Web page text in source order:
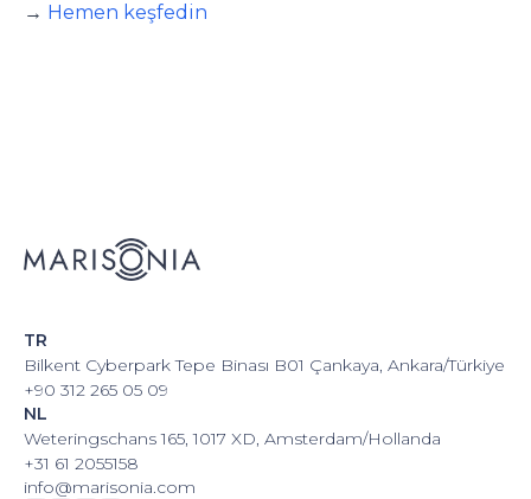
→ Hemen keşfedin
TR
Bilkent Cyberpark Tepe Binası B01 Çankaya, Ankara/Türkiye
+90 312 265 05 09
NL
Weteringschans 165, 1017 XD, Amsterdam/Hollanda
+31 61 2055158
info@marisonia.com